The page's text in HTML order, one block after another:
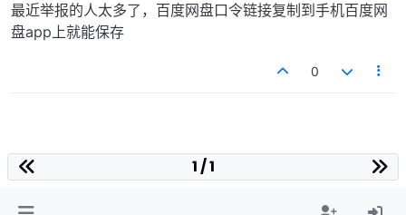
最近举报的人太多了，百度网盘口令链接复制到手机百度网
盘app上就能保存
0
1 / 1